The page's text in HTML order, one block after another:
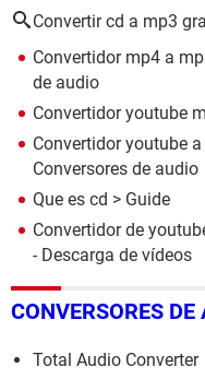
Convertir cd a mp3
Convertidor mp4 a
de audio
Convertidor youtube
Convertidor youtube
Conversores de audio
Que es cd > Guide
Convertidor de
- Descarga de vídeos
CONVERSORES DE
Total Audio Converter